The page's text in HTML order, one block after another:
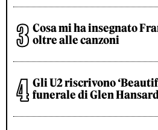
Cosa mi ha insegnato
oltre alle canzoni
Gli U2 riscrivono
funerale di Glen